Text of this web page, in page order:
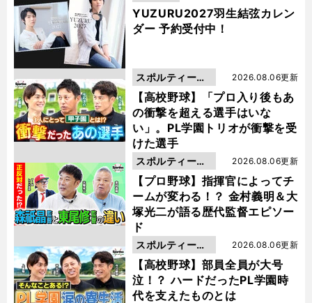
YUZURU2027羽生結弦カレン
ダー 予約受付中！
【高校野球】「プロ入り後もあ
の衝撃を超える選手はいな
い」。PL学園トリオが衝撃を受
けた選手
2026.08.06更新
スポルティーバ
動画
【プロ野球】指揮官によってチ
ームが変わる！？ 金村義明＆大
塚光二が語る歴代監督エピソー
ド
2026.08.06更新
スポルティーバ
動画
【高校野球】部員全員が大号
泣！？ ハードだったPL学園時
代を支えたものとは
2026.08.06更新
スポルティーバ
動画